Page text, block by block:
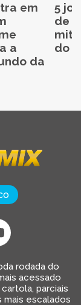
em
a
da
5
de
do
rodada do
acessado
parciais
escalados